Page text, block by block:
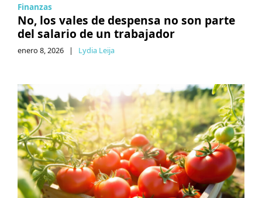
Finanzas
No, los vales de despensa no son parte
del salario de un trabajador
enero 8, 2026 | Lydia Leija